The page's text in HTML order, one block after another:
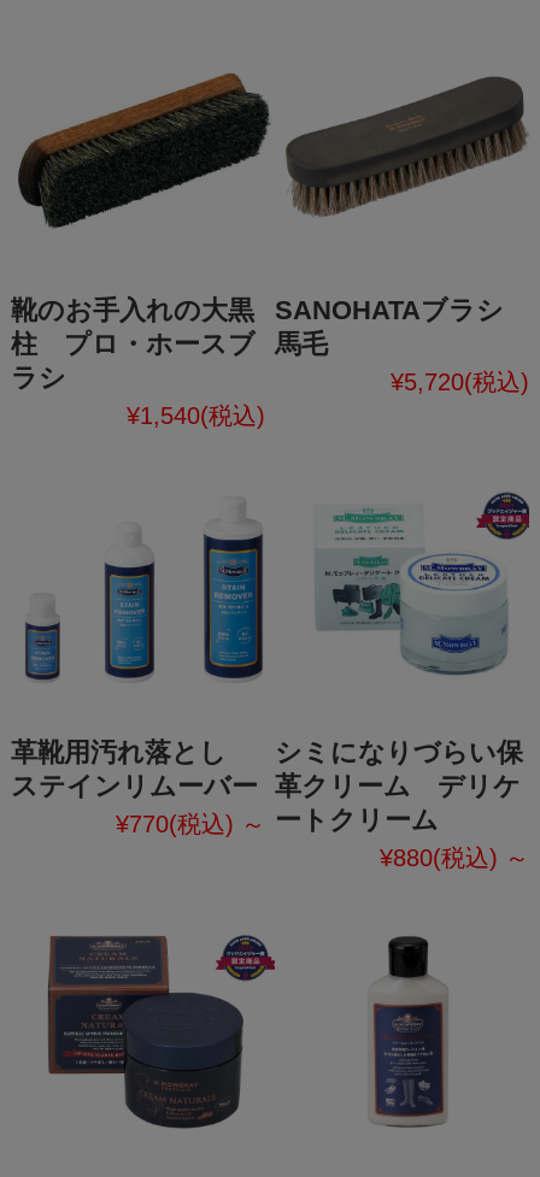
靴のお手入れの大黒
柱 プロ・ホースブ
ラシ
¥1,540(税込)
SANOHATAブラシ
馬毛
¥5,720(税込)
革靴用汚れ落とし
ステインリムーバー
¥770(税込) ～
シミになりづらい保
革クリーム デリケ
ートクリーム
¥880(税込) ～